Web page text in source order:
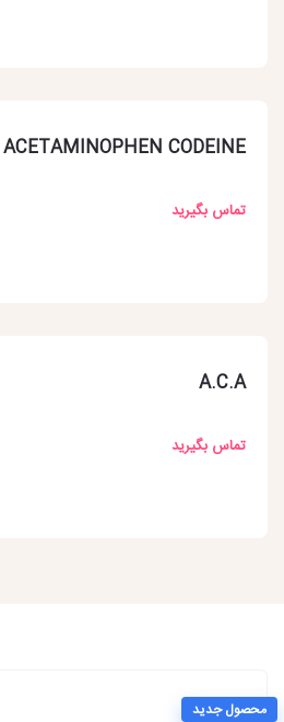
ACETAMINOPHEN CODEINE
تماس بگیرید
A.C.A
تماس بگیرید
محصول جدید